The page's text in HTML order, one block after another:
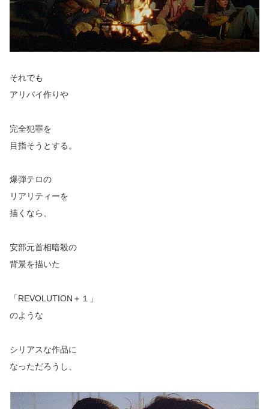
それでも
アリバイ作りや
完全犯罪を
目指そうとする。
爆弾テロの
リアリティーを
描くなら、
安部元首相暗殺の
背景を描いた
「REVOLUTION＋１」
のような
シリアスな作品に
なっただろうし、